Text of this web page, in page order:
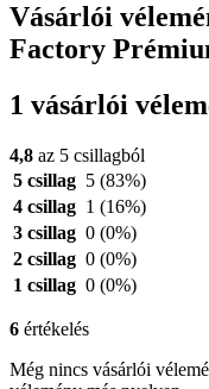
Vásárlói
Factory
1 vásárlói
4,8 az 5 csillagból
5 csillag 5 (83%)
4 csillag 1 (16%)
3 csillag 0 (0%)
2 csillag 0 (0%)
1 csillag 0 (0%)
6 értékelés
Még nincs vásárlói